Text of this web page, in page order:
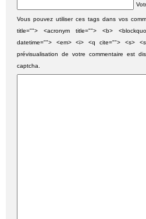
Vous pouvez utiliser ces tags dans vos
title=""> <acronym title=""> <b>
datetime=""> <em> <i> <q cite=""> <s>
prévisualisation de votre commentaire est
captcha.